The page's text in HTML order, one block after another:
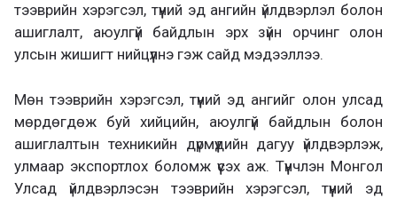
тээврийн хэрэгсэл, түүний эд ангийн үйлдвэрлэл болон
ашиглалт, аюулгүй байдлын эрх зүйн орчинг олон
улсын жишигт нийцүүлнэ гэж сайд мэдээллээ.
Мөн тээврийн хэрэгсэл, түүний эд ангийг олон улсад
мөрдөгдөж буй хийцийн, аюулгүй байдлын болон
ашиглалтын техникийн дүрмүүдийн дагуу үйлдвэрлэж,
улмаар экспортлох боломж үүсэх аж. Түүнчлэн Монгол
Улсад үйлдвэрлэсэн тээврийн хэрэгсэл, түүний эд